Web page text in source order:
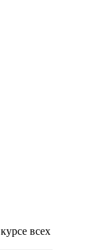
всех